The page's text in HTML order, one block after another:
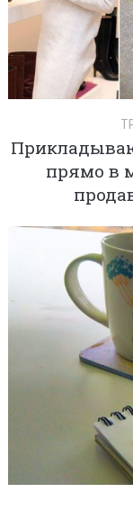
прямо в